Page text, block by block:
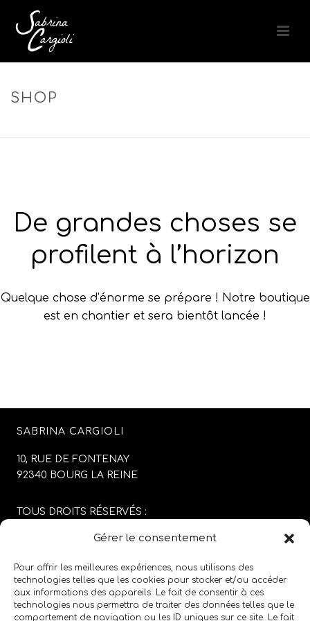
Gérer le consentement
Pour offrir les meilleures expériences, nous utilisons des
technologies telles que les cookies pour stocker et/ou accéder
aux informations des appareils. Le fait de consentir à ces
technologies nous permettra de traiter des données telles que le
comportement de navigation ou les ID uniques sur ce site. Le fait
SHOP
De grandes choses se
profilent à l’horizon
Quelque chose d’énorme se prépare ! Notre boutique
est en chantier et sera bientôt lancée !
SABRINA CARGIOLI
10, RUE DE FONTENAY
92340 BOURG LA REINE
TOUS DROITS RÉSERVÉS :
CONCEPTION DU SITE :
MENTIONS LÉGALES/CGV